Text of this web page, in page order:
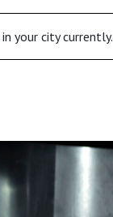
your city currently.